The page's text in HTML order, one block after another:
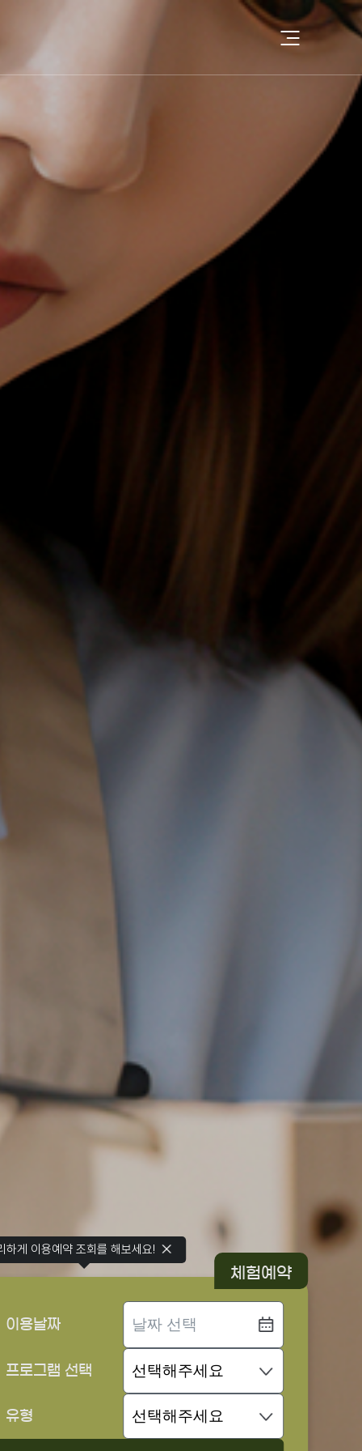
이용날짜
프로그램 선택
유형
체험예약
하게 이용예약 조회를 해보세요!